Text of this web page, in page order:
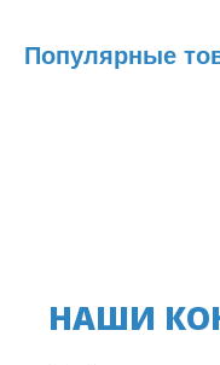
Популярные
НАШИ